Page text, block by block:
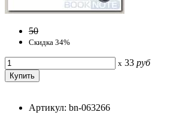
50
Скидка 34%
x 33 руб
Артикул: bn-063266